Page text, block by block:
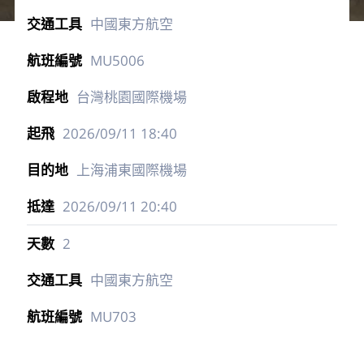
中國東方航空
MU5006
台灣桃園國際機場
2026/09/11 18:40
上海浦東國際機場
2026/09/11 20:40
2
中國東方航空
MU703